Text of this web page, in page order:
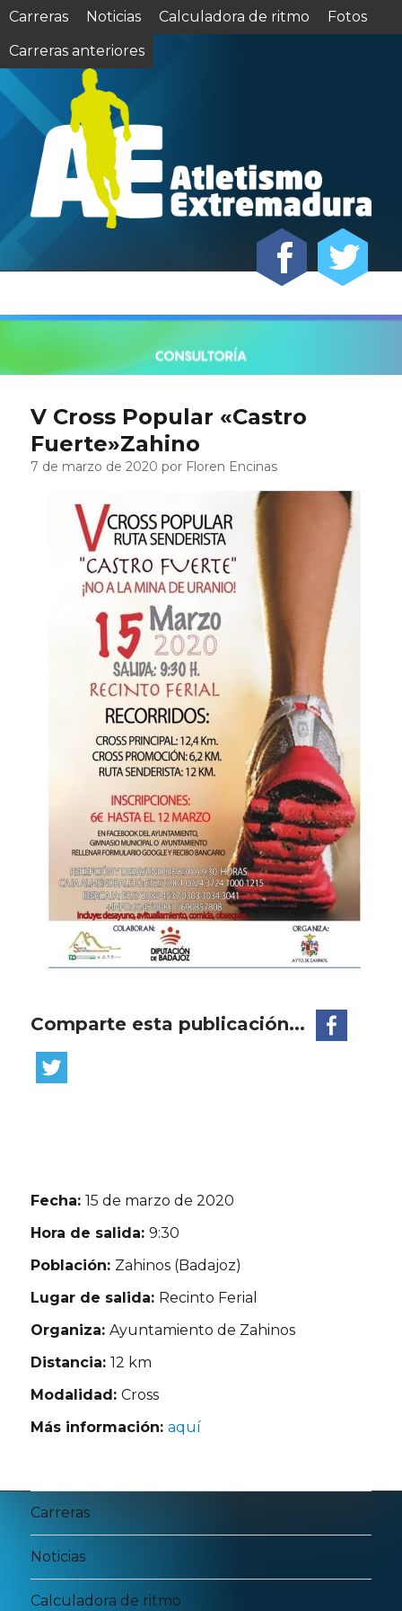
Carreras Noticias Calculadora de ritmo
Fotos
Carreras anteriores
V Cross Popular «Castro
Fuerte»Zahino
7 de marzo de 2020 por Floren Encinas
Comparte esta publicación...
Fecha:15 de marzo de 2020
Hora de salida:9:30
Población: Zahinos (Badajoz)
Lugar de salida: Recinto Ferial
Organiza:Ayuntamiento de Zahinos
Distancia:12 km
Modalidad:Cross
Más información:aquí
Carreras
Noticias
Calculadora de ritmo